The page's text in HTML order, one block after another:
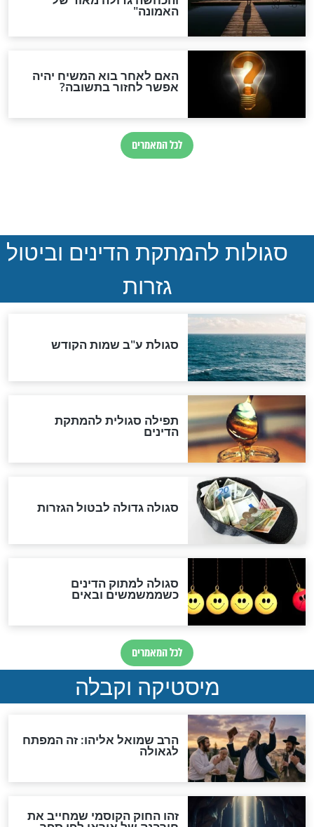
נהרגו בדרום לבנון
ההסכם החשאי של טראמפ
סימני שאלה
שורדת השואה שחוגגת 100:
"מודה לקב"ה על כל השנים"
לכל המאמרים
אחרית הימים
האם אפשר לחשב את הקץ?
מה יהיה בימות המשיח?
"לפני הגאולה תהיה אפיקורסות
והכחשה גדולה מאוד של
האמונה"
האם לאחר בוא המשיח יהיה
אפשר לחזור בתשובה?